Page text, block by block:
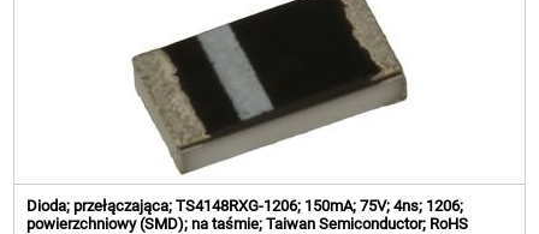
Dioda; przełączająca; TS4148RXG-1206; 150mA; 75V; 4ns; 1206;
powierzchniowy (SMD); na taśmie; Taiwan Semiconductor; RoHS